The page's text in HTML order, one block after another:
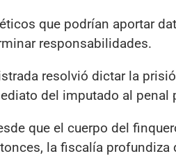
que podrían aportar
responsabilidades.
resolvió dictar la
del imputado al penal
que el cuerpo del
la fiscalía profundiza